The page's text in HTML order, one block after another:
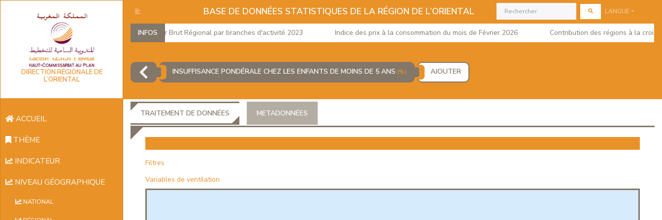
DIRECTION RÉGIONALE DE
L’ORIENTAL
ACCUEIL
THÈME
INDICATEUR
NIVEAU GÉOGRAPHIQUE
NATIONAL
BASE DE DONNÉES STATISTIQUES DE LA RÉGION DE L’ORIENTAL LANGUE
INFOS
Produit Intérieur Brut Régional par branches d'activité 2023 Indice des prix à la consommation du mois de Février 2026 Contribution des régions à la
INSUFFISANCE PONDÉRALE CHEZ LES ENFANTS DE MOINS DE 5 ANS (%) AJOUTER
TRAITEMENT DE DONNÉES METADONNÉES
Filtres
Variables de ventilation